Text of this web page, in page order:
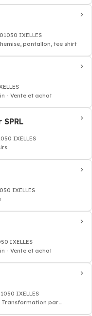
IXELLES
pantallon, tee shirt
- Vente et achat
IXELLES
IXELLES
IXELLES
- Vente et achat
IXELLES
Transformation par